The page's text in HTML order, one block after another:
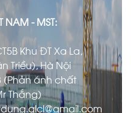
NAM - MST:
Khu ĐT Xa La,
Triều), Hà Nội
(Phản ánh chất
Thắng)